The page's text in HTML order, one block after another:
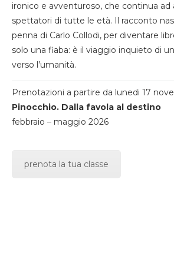
ironico e avventuroso, che continua ad
spettatori di tutte le età. Il racconto
penna di Carlo Collodi, per diventare
solo una fiaba: è il viaggio inquieto di
verso l’umanità.
Prenotazioni a partire da lunedi 17
Pinocchio. Dalla favola al destino
febbraio – maggio 2026
prenota la tua classe